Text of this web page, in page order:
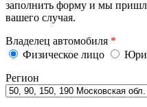
заполнить форму и мы
вашего случая.
Владелец автомобиля *
Физическое лицо
Регион